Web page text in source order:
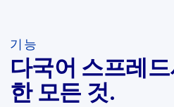
기능
다국어 스프레
한 모든 것.